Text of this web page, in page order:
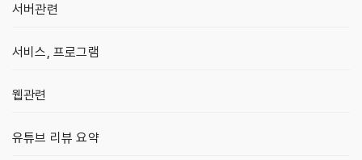
서버관련
서비스, 프로그램
웹관련
유튜브 리뷰 요약